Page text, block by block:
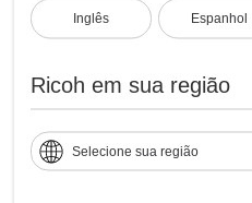
Inglês Espanhol
Ricoh em sua região
Selecione sua região
Tim Greene, Research Director
Líder no IDC MarketScape para
execução, além de apoiar os
de alta velocidade. A Ricoh é
equipamentos — desde
impressão e secagem até serviço